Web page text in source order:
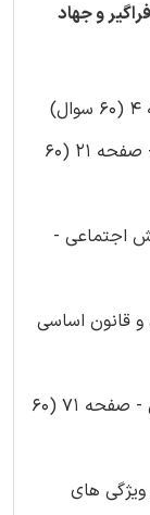
و جهاد
سوالات زبان و ادبیات فارسی - صفحه 21 (60
اجتماعی -
و قانون اساسی
سوالات ریاضی و آمار مقدماتی - صفحه 71 (60
های